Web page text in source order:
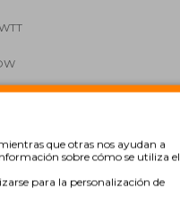
que otras nos ayudan a
sobre cómo se utiliza el
para la personalización de